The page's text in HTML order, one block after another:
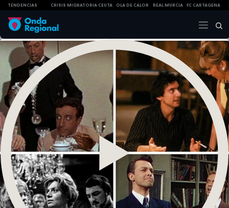
TENDENCIAS CRISIS MIGRATORIA CEUTA OLA DE CALOR REAL MURCIA FC CARTAGENA